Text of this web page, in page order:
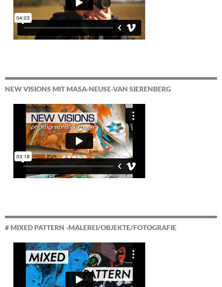
NEW VISIONS MIT MASA-NEUSE-VAN SIERENBERG
# MIXED PATTERN -MALEREI/OBJEKTE/FOTOGRAFIE